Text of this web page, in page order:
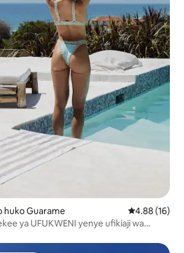
huko Guarame Ukadiriaji wa
4.88 (16)
ya UFUKWENI yenye ufikiaji wa